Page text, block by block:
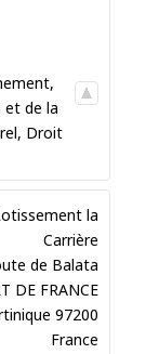
,
de la
, Droit
la
Carrière
de Balata
DE FRANCE
97200
France